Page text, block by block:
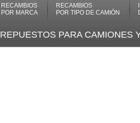
RECAMBIOS
POR MARCA
RECAMBIOS
POR TIPO DE CAMIÓN
REPUESTOS PARA CAMIONES